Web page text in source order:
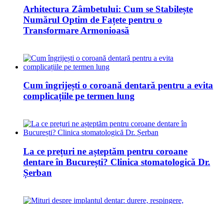
Arhitectura Zâmbetului: Cum se Stabilește
Numărul Optim de Fațete pentru o
Transformare Armonioasă
Cum îngrijești o coroană dentară pentru a evita
complicațiile pe termen lung
La ce prețuri ne așteptăm pentru coroane
dentare în București? Clinica stomatologică Dr.
Șerban